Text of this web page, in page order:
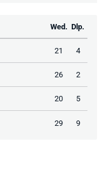
Wed. Dlp.
21 4
26 2
20 5
29 9